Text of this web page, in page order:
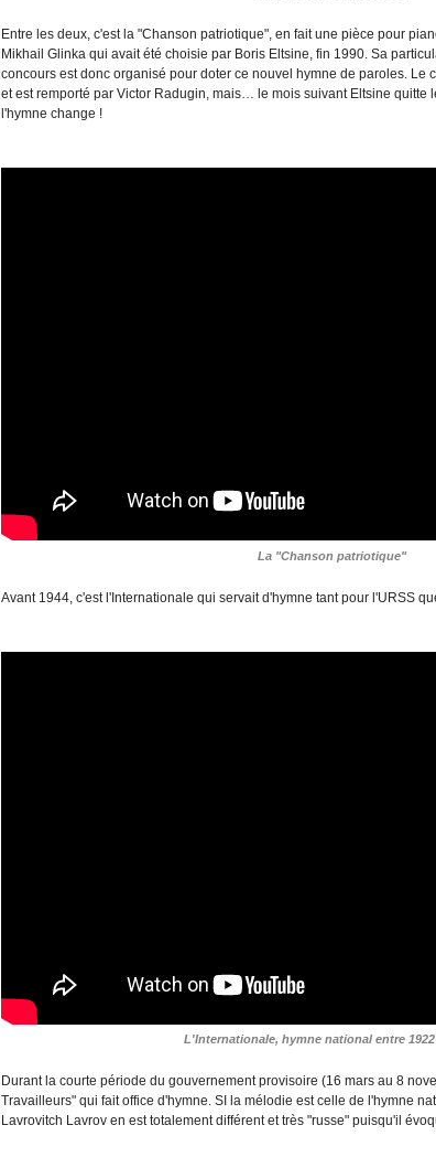
Entre les deux, c'est la "Chanson patriotique", en fait une pièce pour
Mikhail Glinka qui avait été choisie par Boris Eltsine, fin 1990. Sa
concours est donc organisé pour doter ce nouvel hymne de paroles. Le
et est remporté par Victor Radugin, mais… le mois suivant Eltsine quitte
l'hymne change !
La "Chanson patriotique"
Avant 1944, c'est l'Internationale qui servait d'hymne tant pour l'URSS
L'Internationale, hymne national entre 1922
Durant la courte période du gouvernement provisoire (16 mars au 8
Travailleurs" qui fait office d'hymne. SI la mélodie est celle de l'hymne
Lavrovitch Lavrov en est totalement différent et très "russe" puisqu'il